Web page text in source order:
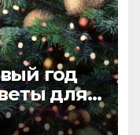
год
для